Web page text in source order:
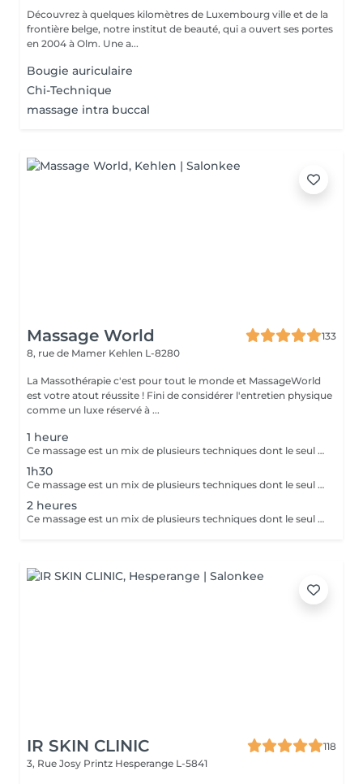
Découvrez à quelques kilomètres de Luxembourg ville et de la
frontière belge, notre institut de beauté, qui a ouvert ses portes
en 2004 à Olm. Une a...
Bougie auriculaire
Chi-Technique
massage intra buccal
Massage World
133
8, rue de Mamer Kehlen L-8280
La Massothérapie c'est pour tout le monde et MassageWorld
est votre atout réussite ! Fini de considérer l'entretien physique
comme un luxe réservé à ...
1 heure
Ce massage est un mix de plusieurs techniques dont le seul but est : LE RÉSULTAT Chaque mix est étudié et décidé avec vous, car pour améliorer une conséquence, il faut en trouver la cause. Deep Tissue, Myofascial Release, Trigger Point, Scraping Gua-Sha, Cupping Therapy combinées pour une efficacité maximale !! Douleurs chronique ou passagères, augmentation de performances ou récupération, relaxation physique ou mentale, détoxication, drainage, la combinaison ces techniques offrent des possibilités illimitées.
1h30
Ce massage est un mix de plusieurs techniques dont le seul but est : LE RÉSULTAT Chaque mix est étudié et décidé avec vous, car pour améliorer une conséquence, il faut en trouver la cause. Deep Tissue, Myofascial Release, trigger Point, scarping / Gua-Sha, cupping therapy combinées pour une efficacité maximale !! Douleurs chronique ou passagères, augmentation de performances ou récupération, relaxation physique ou mentale, détoxication, drainage, la combinaison de toutes ces techniques est illimitée.
2 heures
Ce massage est un mix de plusieurs techniques dont le seul but est : LE RÉSULTAT Chaque mix est étudié et décidé avec vous, car pour améliorer une conséquence, il faut en trouver la cause. Deep Tissue, Myofascial Release, trigger Point, scarping / Gua-Sha, cupping therapy combinées pour une efficacité maximale !! Douleurs chronique ou passagères, augmentation de performances ou récupération, relaxation physique ou mentale, détoxication, drainage, la combinaison de toutes ces techniques est illimitée.
IR SKIN CLINIC
118
3, Rue Josy Printz Hesperange L-5841